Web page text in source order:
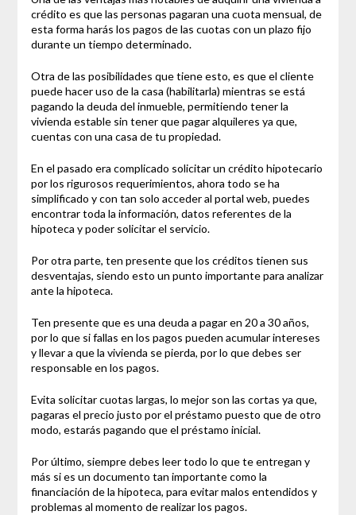
crédito es que las personas pagaran una cuota mensual, de
esta forma harás los pagos de las cuotas con un plazo fijo
durante un tiempo determinado.
Otra de las posibilidades que tiene esto, es que el cliente
puede hacer uso de la casa (habilitarla) mientras se está
pagando la deuda del inmueble, permitiendo tener la
vivienda estable sin tener que pagar alquileres ya que,
cuentas con una casa de tu propiedad.
En el pasado era complicado solicitar un crédito hipotecario
por los rigurosos requerimientos, ahora todo se ha
simplificado y con tan solo acceder al portal web, puedes
encontrar toda la información, datos referentes de la
hipoteca y poder solicitar el servicio.
Por otra parte, ten presente que los créditos tienen sus
desventajas, siendo esto un punto importante para analizar
ante la hipoteca.
Ten presente que es una deuda a pagar en 20 a 30 años,
por lo que si fallas en los pagos pueden acumular intereses
y llevar a que la vivienda se pierda, por lo que debes ser
responsable en los pagos.
Evita solicitar cuotas largas, lo mejor son las cortas ya que,
pagaras el precio justo por el préstamo puesto que de otro
modo, estarás pagando que el préstamo inicial.
Por último, siempre debes leer todo lo que te entregan y
más si es un documento tan importante como la
financiación de la hipoteca, para evitar malos entendidos y
problemas al momento de realizar los pagos.